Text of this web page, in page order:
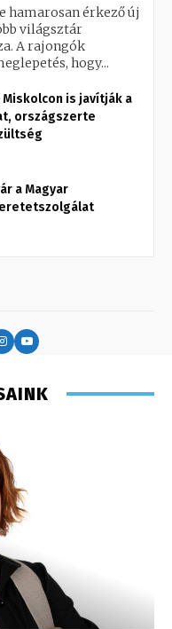
hamarosan érkező új
világsztár
A rajongók
hogy...
is javítják a
országszerte
a Magyar